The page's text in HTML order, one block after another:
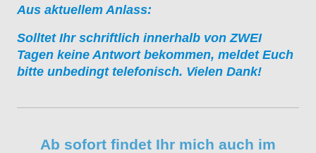
Aus aktuellem Anlass:
Solltet Ihr schriftlich innerhalb von ZWEI
Tagen keine Antwort bekommen, meldet Euch
bitte unbedingt telefonisch. Vielen Dank!
Ab sofort findet Ihr mich auch im